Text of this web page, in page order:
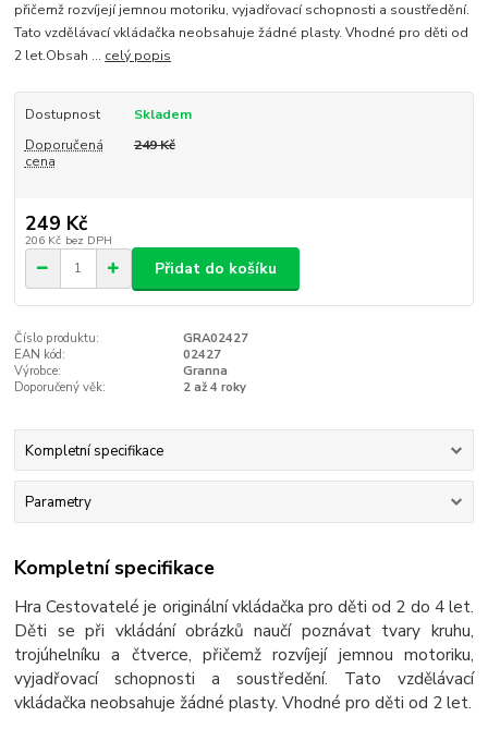
přičemž rozvíjejí jemnou motoriku, vyjadřovací schopnosti a soustředění.
Tato vzdělávací vkládačka neobsahuje žádné plasty. Vhodné pro děti od
2 let.Obsah ... celý popis
Dostupnost
Skladem
Doporučená
cena
249 Kč
249 Kč
206 Kč bez DPH
Přidat do košíku
Číslo produktu:
GRA02427
EAN kód:
02427
Výrobce:
Granna
Doporučený věk:
2 až 4 roky
Kompletní specifikace
Parametry
Kompletní specifikace
Hra Cestovatelé je originální vkládačka pro děti od 2 do 4 let.
Děti se při vkládání obrázků naučí poznávat tvary kruhu,
trojúhelníku a čtverce, přičemž rozvíjejí jemnou motoriku,
vyjadřovací schopnosti a soustředění. Tato vzdělávací
vkládačka neobsahuje žádné plasty. Vhodné pro děti od 2 let.